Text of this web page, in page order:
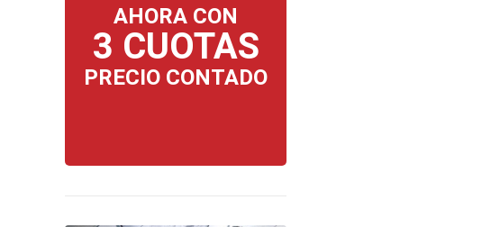
AHORA CON
3 CUOTAS
PRECIO CONTADO